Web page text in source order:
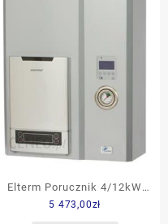
Elterm Porucznik 4/12kW
Asc-W (0118304)
5 473,00zł